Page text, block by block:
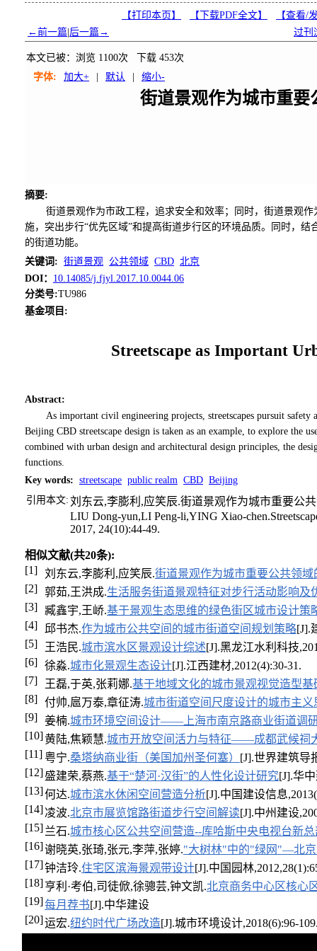
【打印本页】 【下载PDF全文】 【查看/
←前一篇 后一篇→ 过刊
本文已被：浏览 1100次 下载 453次
字体:
加大+ 默认 缩小-
街道景观作为城市重
摘要:
街道景观作为市政工程，追求安全和效率；同时，街道景观
施，突出步行“优先区域”和提高街道步行区的环境品质。同时，
的街道功能。
关键词 : 街道景观 公共领域 CBD 北京
DOI： 10.14085/j.fjyl.2017.10.0044.06
分类号:TU986
基金项目:
Streetscape as Important
Abstract:
As important civil engineering projects, streetscapes pursuit
Beijing CBD streetscape design is taken as an example, to explore the
combined with urban design and architectural design principles, the
functions.
Key words: streetscape public realm CBD Beijing
引用本文: 刘东云,李膨利,应笑辰.街道景观作为城市重要公
LIU Dong-yun,LI Peng-li,YING Xiao-
2017, 24(10):44-49.
相似文献(共20条):
[1] 刘东云,李膨利,应笑辰.街道景观作为城市重要公共领
[2] 郭茹,王洪成.生活服务街道景观特征对步行活动影响
[3] 臧鑫宇,王峤.基于景观生态思维的绿色街区城市设计策
[4]
邱书杰.作为城市公共空间的城市街道空间规划策略[J].
[5]
王浩民.城市滨水区景观设计综述[J].黑龙江水利科技
[6] 徐淼.城市化景观生态设计[J].江西建材,2012(4):30-31.
[7]
王磊,于英,张莉娜.基于地域文化的城市景观视觉造型
[8] 付帅,扈万泰,章征涛.城市街道空间尺度设计的城市主义
[9] 姜楠.城市环境空间设计——上海市南京路商业街道调
[10]黄陆,焦颖慧.城市开放空间活力与特征——成都武候祠
[11] 粤宁.桑塔纳商业街（美国加州圣何塞） [J].世界建筑导
[12]盛建荣,蔡燕.基于“楚河·汉街”的人性化设计研究[J].华
[13]何达.城市滨水休闲空间营造分析[J].中国建设信息
[14]凌波.北京市展览馆路街道步行空间解读[J].中州建设
[15]兰石.城市核心区公共空间营造--库哈斯中央电视台新
[16]谢晓英,张琦,张元,李萍,张婷."大树林"中的"绿网"—北京
[17]钟洁玲.住宅区滨海景观带设计[J].中国园林
[18]亨利·考伯,司徒俽,徐骢芸,钟文凯.北京商务中心区核心
[19]每月荐书[J].中华建设
[20]运宏.纽约时代广场改造[J].城市环境设计,2018(6):96-